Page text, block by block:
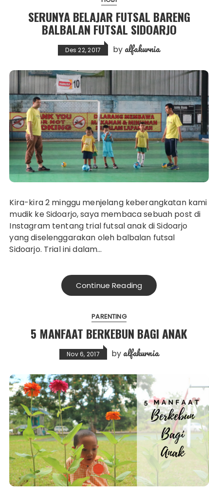
SERUNYA BELAJAR FUTSAL BARENG
BALBALAN FUTSAL SIDOARJO
Des 22, 2017 by alfakurnia
Kira-kira 2 minggu menjelang keberangkatan kami
mudik ke Sidoarjo, saya membaca sebuah post di
Instagram tentang trial futsal anak di Sidoarjo
yang diselenggarakan oleh balbalan futsal
Sidoarjo. Trial ini dalam…
Continue Reading
PARENTING
5 MANFAAT BERKEBUN BAGI ANAK
Nov 6, 2017 by alfakurnia